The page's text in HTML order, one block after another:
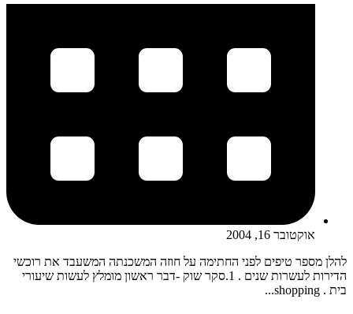
אוקטובר 16, 2004
להלן מספר טיפים לפני החתימה על חוזה המשכנתה המשעבד את רוכשי
הדירות לעשרות שנים . 1.סקר שוק -דבר ראשון מומלץ לעשות שיעורי
בית . shopping...